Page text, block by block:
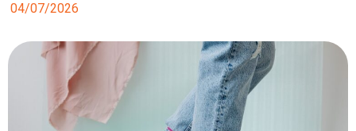
04/07/2026